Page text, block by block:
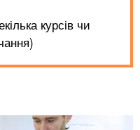
курсів чи